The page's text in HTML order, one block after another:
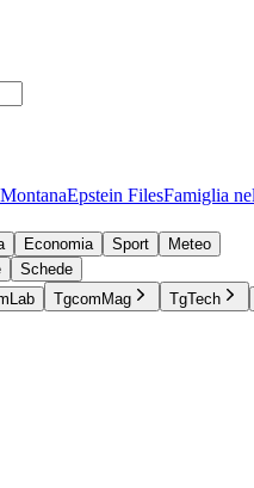
Epstein FilesFamiglia
Economia Sport
Meteo
Schede
TgcomMag TgTech